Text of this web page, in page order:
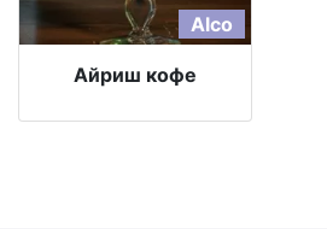
Alco
Айриш кофе